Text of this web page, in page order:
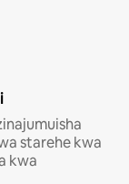
starehe kwa
kwa